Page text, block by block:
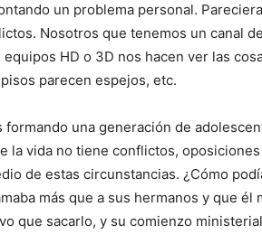
un problema personal.
Nosotros que tenemos un canal
HD o 3D nos hacen ver las
parecen espejos, etc.
una generación de
la vida no tiene conflictos,
de estas circunstancias. ¿Cómo
más que a sus hermanos y que él
que sacarlo, y su comienzo